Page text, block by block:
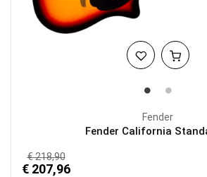
Fender
Fender California
€ 218,90
€ 207,96